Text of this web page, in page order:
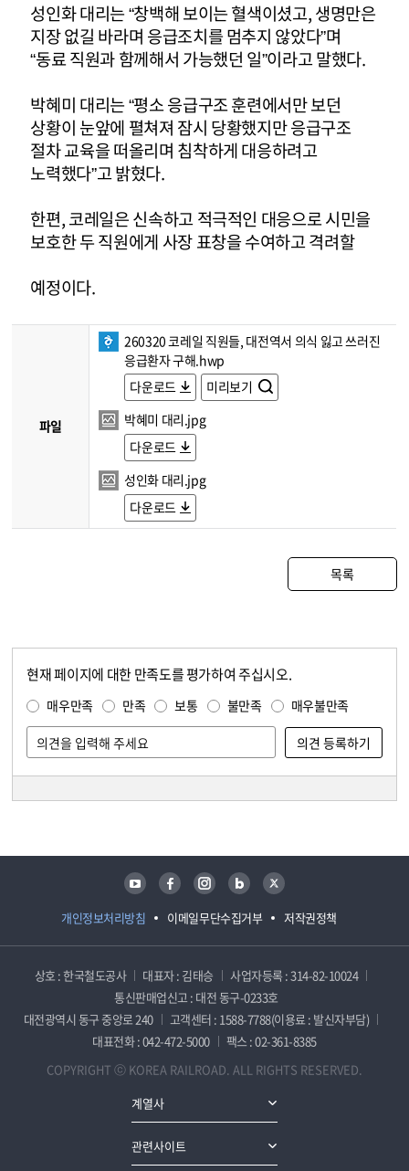
성인화 대리는 “창백해 보이는 혈색이셨고, 생명만은
지장 없길 바라며 응급조치를 멈추지 않았다”며
“동료 직원과 함께해서 가능했던 일”이라고 말했다.
박혜미 대리는 “평소 응급구조 훈련에서만 보던
상황이 눈앞에 펼쳐져 잠시 당황했지만 응급구조
절차 교육을 떠올리며 침착하게 대응하려고
노력했다”고 밝혔다.
한편, 코레일은 신속하고 적극적인 대응으로 시민을
보호한 두 직원에게 사장 표창을 수여하고 격려할
예정이다.
파일
260320 코레일 직원들, 대전역서 의식 잃고 쓰러진
응급환자 구해.hwp
다운로드
미리보기
박혜미 대리.jpg
다운로드
성인화 대리.jpg
다운로드
목록
현재 페이지에 대한 만족도를 평가하여 주십시오.
매우만족 만족 보통 불만족 매우불만족
개인정보처리방침 이메일무단수집거부 저작권정책
유튜브 페이스북 인스타그램 블로그 트위터
상호 : 한국철도공사 대표자 : 김태승
사업자등록 : 314-82-10024
통신판매업신고 : 대전 동구-0233호
대전광역시 동구 중앙로 240
고객센터 : 1588-7788(이용료 : 발신자부담)
대표전화 : 042-472-5000
팩스 : 02-361-8385
COPYRIGHT ⓒ KOREA RAILROAD. ALL RIGHTS RESERVED.
계열사
관련사이트